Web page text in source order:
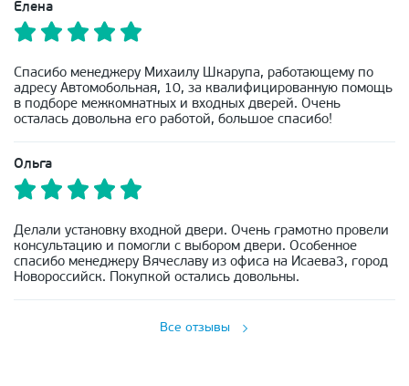
Елена
Спасибо менеджеру Михаилу Шкарупа, работающему по
адресу Автомобольная, 10, за квалифицированную помощь
в подборе межкомнатных и входных дверей. Очень
осталась довольна его работой, большое спасибо!
Ольга
Делали установку входной двери. Очень грамотно провели
консультацию и помогли с выбором двери. Особенное
спасибо менеджеру Вячеславу из офиса на Исаева3, город
Новороссийск. Покупкой остались довольны.
Все отзывы